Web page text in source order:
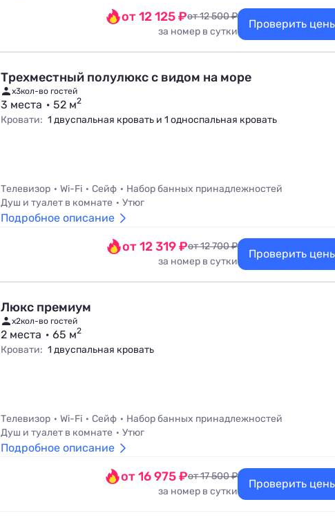
от 12 125 ₽от 12 500 ₽
за номер в сутки
Проверить
Трехместный полулюкс с видом на море
x3кол-во гостей
3 места 52 м2
Кровати: 1 двуспальная кровать и 1 односпальная кровать
Телевизор Wi-Fi Сейф
Набор банных принадлежностей
Душ и туалет в комнате
Утюг
Подробное описание
от 12 319 ₽от 12 700 ₽
за номер в сутки
Проверить
Люкс премиум
x2кол-во гостей
2 места 65 м2
Кровати: 1 двуспальная кровать
Телевизор Wi-Fi Сейф
Набор банных принадлежностей
Душ и туалет в комнате
Утюг
Подробное описание
от 16 975 ₽от 17 500 ₽
за номер в сутки
Проверить